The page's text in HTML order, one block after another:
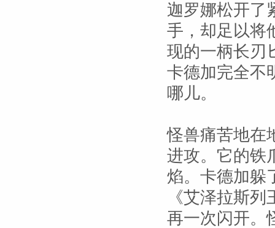
迦罗娜松开了
手，却足以将
现的一柄长刃
卡德加完全不
哪儿。
怪兽痛苦地在
进攻。它的铁
焰。卡德加躲
《艾泽拉斯
再一次闪开。